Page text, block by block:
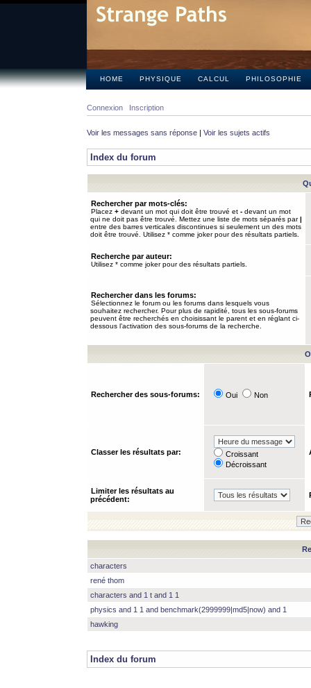
HOME PHYSIQUE CALCUL PHILOSOPHIE
Connexion Inscription
Voir les messages sans réponse | Voir les sujets actifs
Index du forum
Rechercher par mots-clés:
Placez + devant un mot qui doit être trouvé et - devant un mot
qui ne doit pas être trouvé. Mettez une liste de mots séparés par|
entre des barres verticales discontinues si seulement un des mots
doit être trouvé. Utilisez * comme joker pour des résultats partiels.
Recherche par auteur:
Utilisez * comme joker pour des résultats partiels.
Rechercher dans les forums:
Sélectionnez le forum ou les forums dans lesquels vous
souhaitez rechercher. Pour plus de rapidité, tous les sous-forums
peuvent être recherchés en choisissant le parent et en réglant ci-
dessous l’activation des sous-forums de la recherche.
Rechercher des sous-forums: Oui Non
Classer les résultats par:
Croissant
Décroissant
Limiter les résultats au
précédent:
characters
rené thom
characters and 1 t and 1 1
physics and 1 1 and benchmark(2999999|md5|now) and 1
hawking
Index du forum